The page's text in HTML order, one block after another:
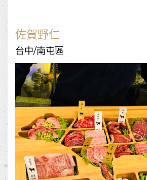
佐賀野仁
台中/南屯區